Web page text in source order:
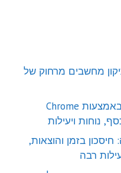
מחשבים מרחוק של
שירות תיקון מחשבים מרחוק באמצעות Chrome
בזמן והוצאות,
רבה